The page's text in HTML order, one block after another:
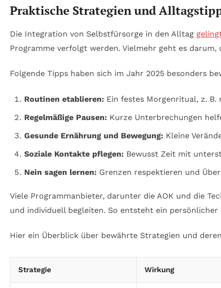
Praktische Strategien und
Die Integration von Selbstfürsorge in den Alltag
Programme verfolgt werden. Vielmehr geht es
Folgende Tipps haben sich im Jahr 2025 besonders
Routinen etablieren: Ein festes Morgenritual, z.
Regelmäßige Pausen: Kurze Unterbrechungen
Gesunde Ernährung und Bewegung: Kleine
Soziale Kontakte pflegen: Bewusst Zeit mit
Nein sagen lernen: Grenzen respektieren und
Viele Programmanbieter, darunter die AOK und die
und individuell begleiten. So entsteht ein
Hier ein Überblick über bewährte Strategien und
Strategie Wirkung